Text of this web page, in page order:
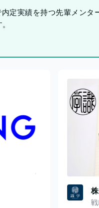
定実績を持つ先輩メンタ